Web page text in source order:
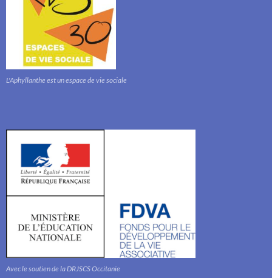
L'Aphyllanthe est un espace de vie sociale
Avec le soutien de la DRJSCS Occitanie